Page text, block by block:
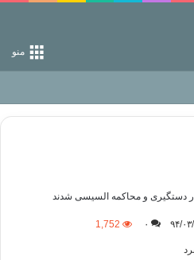
منو
از راه خداست‌!
دستگیری و محاکمه السیسی شدند
۰ 1,752